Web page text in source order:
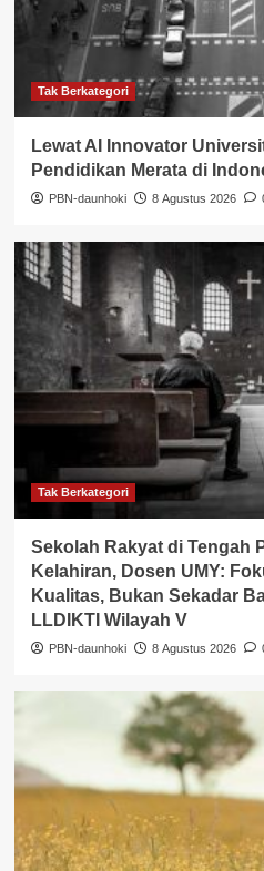
Tak Berkategori
Lewat AI Innovator
Pendidikan Merata di
PBN-daunhoki 8 Agustus 2026
Tak Berkategori
Sekolah Rakyat di Tengah
Kelahiran, Dosen UMY:
Kualitas, Bukan Sekadar
LLDIKTI Wilayah V
PBN-daunhoki 8 Agustus 2026